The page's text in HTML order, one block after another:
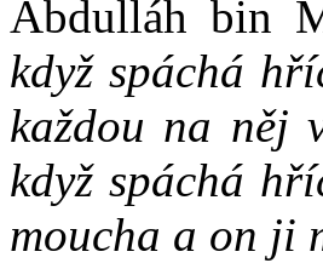
Abdulláh bin
když spáchá
každou na něj
když spáchá
moucha a on ji